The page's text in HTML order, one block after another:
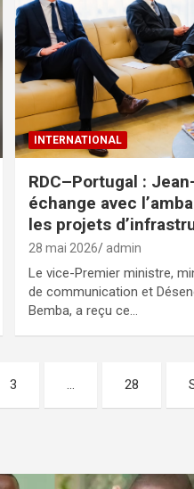
INTERNATIONAL
RDC–Portugal :
échange avec
les projets
28 mai 2026 admin
Le vice-Premier ministre,
de communication et
Bemba, a reçu ce…
3 … 28